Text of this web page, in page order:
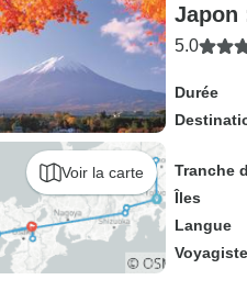
Voir la carte
Japon
5.0
Durée
Tranche
Îles
Langue
Voyagiste